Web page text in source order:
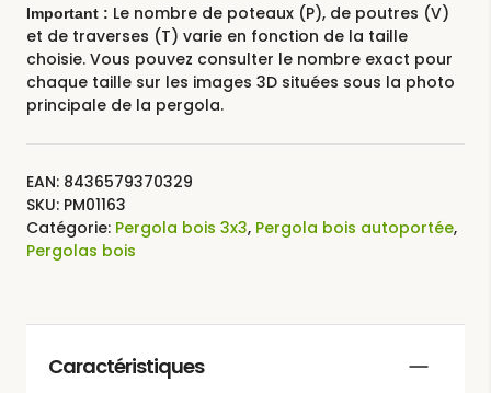
Important : Le nombre de poteaux (P), de poutres (V)
et de traverses (T) varie en fonction de la taille
choisie. Vous pouvez consulter le nombre exact pour
chaque taille sur les images 3D situées sous la photo
principale de la pergola.
EAN: 8436579370329
SKU: PM01163
Catégorie: Pergola bois 3x3, Pergola bois autoportée,
Pergolas bois
Caractéristiques